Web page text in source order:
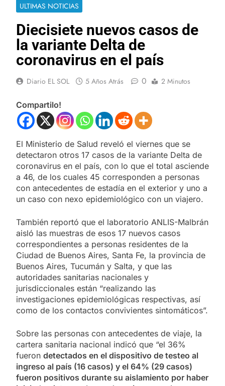
ULTIMAS NOTICIAS
Diecisiete nuevos casos de
la variante Delta de
coronavirus en el país
Diario EL SOL 5 Años Atrás 0 2 Minutos
Compartilo!
El Ministerio de Salud reveló el viernes que se
detectaron otros 17 casos de la variante Delta de
coronavirus en el país, con lo que el total asciende
a 46, de los cuales 45 corresponden a personas
con antecedentes de estadía en el exterior y uno a
un caso con nexo epidemiológico con un viajero.
También reportó que el laboratorio ANLIS-Malbrán
aisló las muestras de esos 17 nuevos casos
correspondientes a personas residentes de la
Ciudad de Buenos Aires, Santa Fe, la provincia de
Buenos Aires, Tucumán y Salta, y que las
autoridades sanitarias nacionales y
jurisdiccionales están “realizando las
investigaciones epidemiológicas respectivas, así
como de los contactos convivientes sintomáticos”.
Sobre las personas con antecedentes de viaje, la
cartera sanitaria nacional indicó que “el 36%
fueron detectados en el dispositivo de testeo al
ingreso al país (16 casos) y el 64% (29 casos)
fueron positivos durante su aislamiento por haber